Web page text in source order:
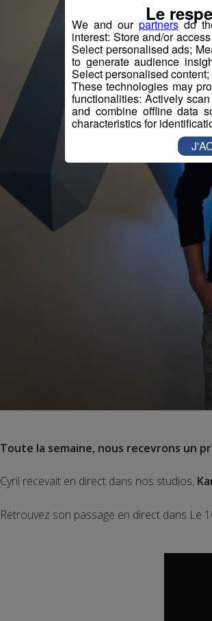
Toute la semaine, nous recevrons un
Cyril recevait en direct dans nos studios,
Retrouvez son passage en direct dans Le
We and our partnersdo
interest: Store and/or
Select personalised ads;
to generate audience
Select personalised
These technologies may
functionalities: Actively
and combine offline data
characteristics for
Le